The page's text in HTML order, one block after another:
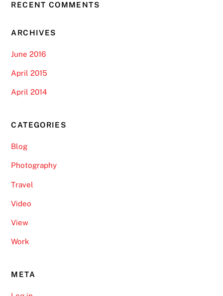
RECENT COMMENTS
ARCHIVES
June 2016
April 2015
April 2014
CATEGORIES
Blog
Photography
Travel
Video
View
Work
META